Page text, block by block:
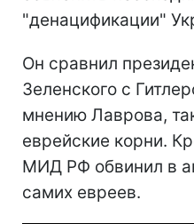
"денацификации"
Он сравнил
Зеленского с
мнению Лаврова,
еврейские корни.
МИД РФ обвинил в
самих евреев.